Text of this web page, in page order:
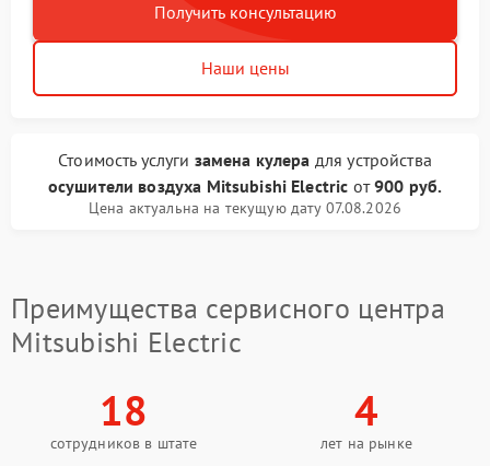
Получить консультацию
Наши цены
Стоимость услуги замена кулера для устройства
осушители воздуха Mitsubishi Electric от900 руб.
Цена актуальна на текущую дату 07.08.2026
Преимущества сервисного центра
Mitsubishi Electric
18
сотрудников в штате
4
лет на рынке